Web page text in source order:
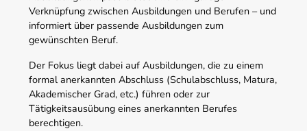
Verknüpfung zwischen Ausbildungen und Berufen – und
informiert über passende Ausbildungen zum
gewünschten Beruf.
Der Fokus liegt dabei auf Ausbildungen, die zu einem
formal anerkannten Abschluss (Schulabschluss, Matura,
Akademischer Grad, etc.) führen oder zur
Tätigkeitsausübung eines anerkannten Berufes
berechtigen.